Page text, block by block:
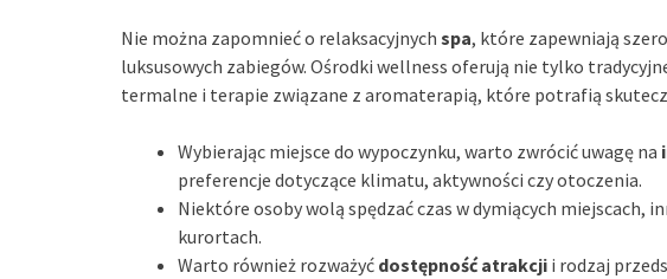
Nie można zapomnieć o relaksacyjnych spa, które zapewniają
luksusowych zabiegów. Ośrodki wellness oferują nie tylko
termalne i terapie związane z aromaterapią, które potrafią
Wybierając miejsce do wypoczynku, warto zwrócić uwagę na
preferencje dotyczące klimatu, aktywności czy otoczenia.
Niektóre osoby wolą spędzać czas w dymiących miejscach,
kurortach.
Warto również rozważyć dostępność atrakcji i rodzaj